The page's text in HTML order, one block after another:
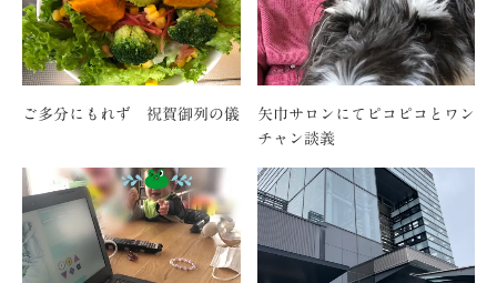
ご多分にもれず 祝賀御列の儀
矢巾サロンにてピコピコとワン
チャン談義